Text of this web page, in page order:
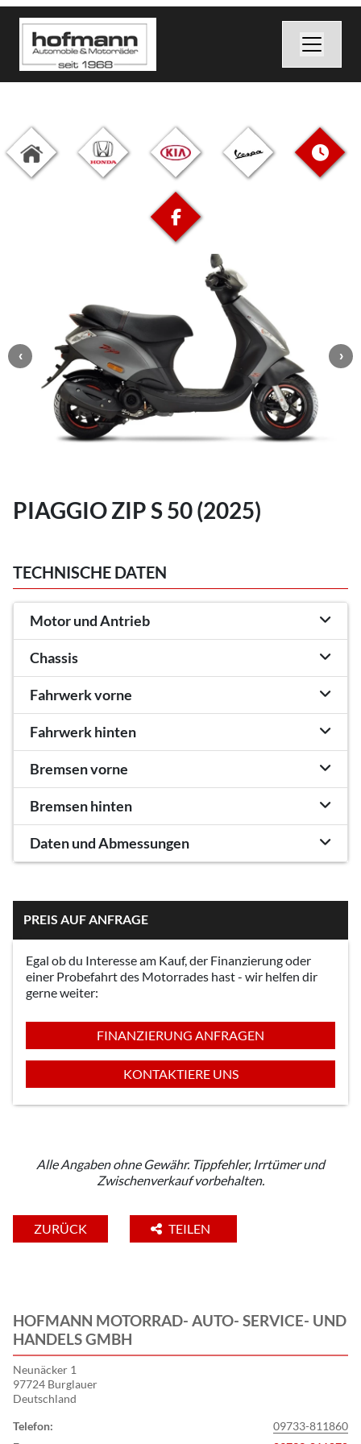
PIAGGIO ZIP S 50 (2025)
TECHNISCHE DATEN
Motor und Antrieb
Chassis
Fahrwerk vorne
Fahrwerk hinten
Bremsen vorne
Bremsen hinten
Daten und Abmessungen
PREIS AUF ANFRAGE
Egal ob du Interesse am Kauf, der Finanzierung oder
einer Probefahrt des Motorrades hast - wir helfen dir
gerne weiter:
FINANZIERUNG ANFRAGEN
KONTAKTIERE UNS
Alle Angaben ohne Gewähr. Tippfehler, Irrtümer und
Zwischenverkauf vorbehalten.
ZURÜCK TEILEN
HOFMANN MOTORRAD- AUTO- SERVICE- UND
HANDELS GMBH
Neunäcker 1
97724 Burglauer
Deutschland
Telefon:
09733-811860